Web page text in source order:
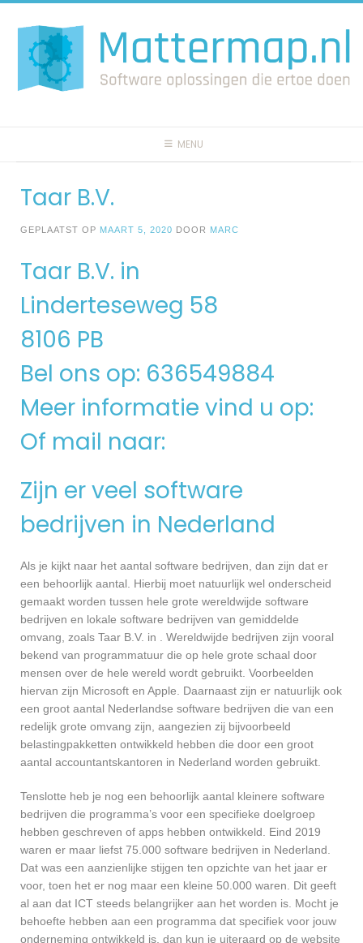
naar
inhoud
MENU
Taar B.V.
GEPLAATST OP MAART 5, 2020 DOOR MARC
Taar B.V. in
Linderteseweg 58
8106 PB
Bel ons op: 636549884
Meer informatie vind u op:
Of mail naar:
Zijn er veel software
bedrijven in Nederland
Als je kijkt naar het aantal software bedrijven, dan zijn dat er
een behoorlijk aantal. Hierbij moet natuurlijk wel onderscheid
gemaakt worden tussen hele grote wereldwijde software
bedrijven en lokale software bedrijven van gemiddelde
omvang, zoals Taar B.V. in . Wereldwijde bedrijven zijn vooral
bekend van programmatuur die op hele grote schaal door
mensen over de hele wereld wordt gebruikt. Voorbeelden
hiervan zijn Microsoft en Apple. Daarnaast zijn er natuurlijk ook
een groot aantal Nederlandse software bedrijven die van een
redelijk grote omvang zijn, aangezien zij bijvoorbeeld
belastingpakketten ontwikkeld hebben die door een groot
aantal accountantskantoren in Nederland worden gebruikt.
Tenslotte heb je nog een behoorlijk aantal kleinere software
bedrijven die programma’s voor een specifieke doelgroep
hebben geschreven of apps hebben ontwikkeld. Eind 2019
waren er maar liefst 75.000 software bedrijven in Nederland.
Dat was een aanzienlijke stijgen ten opzichte van het jaar er
voor, toen het er nog maar een kleine 50.000 waren. Dit geeft
al aan dat ICT steeds belangrijker aan het worden is. Mocht je
behoefte hebben aan een programma dat specifiek voor jouw
onderneming ontwikkeld is, dan kun je uiteraard op de website